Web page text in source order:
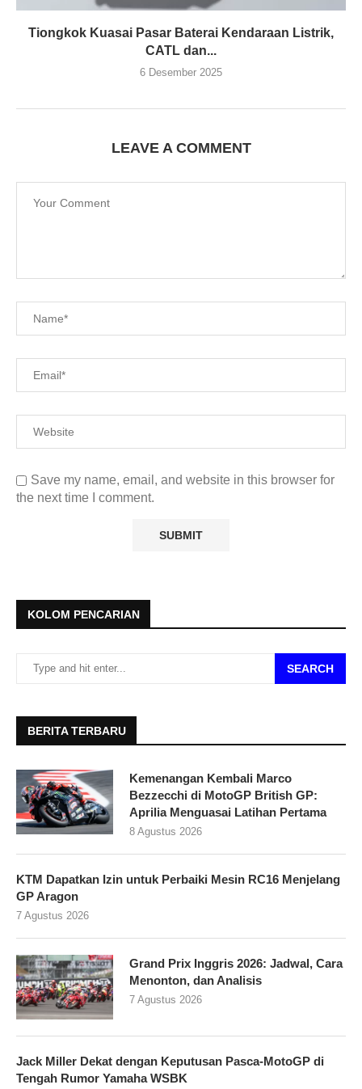
Tiongkok Kuasai Pasar Baterai Kendaraan Listrik,
CATL dan...
6 Desember 2025
LEAVE A COMMENT
Save my name, email, and website in this browser for
the next time I comment.
KOLOM PENCARIAN
SEARCH
BERITA TERBARU
Kemenangan Kembali Marco
Bezzecchi di MotoGP British GP:
Aprilia Menguasai Latihan Pertama
8 Agustus 2026
KTM Dapatkan Izin untuk Perbaiki Mesin RC16 Menjelang
GP Aragon
7 Agustus 2026
Grand Prix Inggris 2026: Jadwal, Cara
Menonton, dan Analisis
7 Agustus 2026
Jack Miller Dekat dengan Keputusan Pasca-MotoGP di
Tengah Rumor Yamaha WSBK